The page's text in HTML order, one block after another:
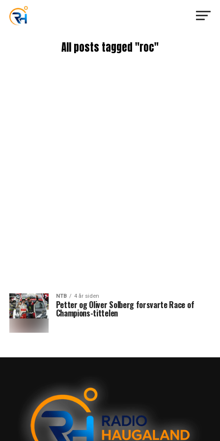
All posts tagged "roc"
NTB 4 år siden
Petter og Oliver Solberg forsvarte Race of
Champions-tittelen